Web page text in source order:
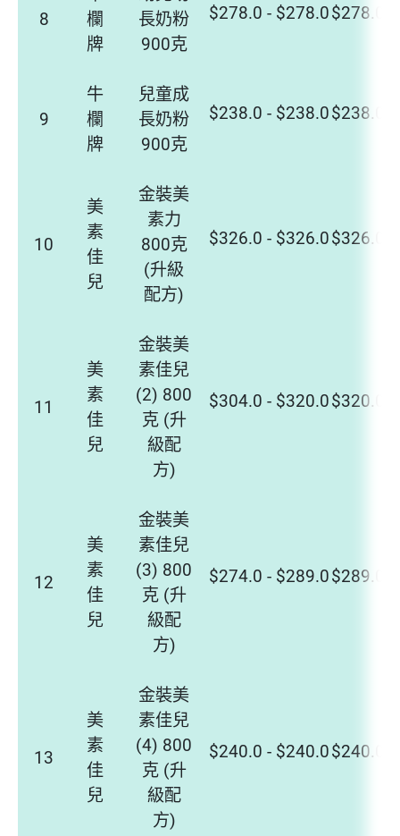
8
欄
牌
長奶粉
900克
$278.0 - $278.0$278.0 -
9
牛
欄
牌
兒童成
長奶粉
900克
$238.0 - $238.0$238.0 -
10
美
素
佳
兒
金裝美
素力
800克
(升級
配方)
$326.0 - $326.0$326.0 -
11
美
素
佳
兒
金裝美
素佳兒
(2) 800
克 (升
級配
方)
$304.0 - $320.0$320.0 -
12
美
素
佳
兒
金裝美
素佳兒
(3) 800
克 (升
級配
方)
$274.0 - $289.0$289.0 -
13
美
素
佳
兒
金裝美
素佳兒
(4) 800
克 (升
級配
方)
$240.0 - $240.0$240.0 -